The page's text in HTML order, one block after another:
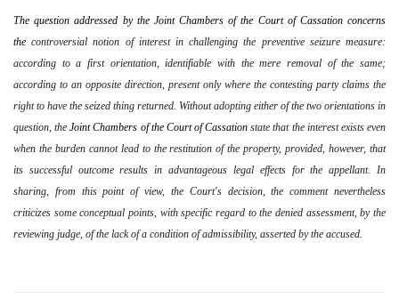
The question addressed by the Joint Chambers of the Court of Cassation concerns
thecontroversial notion of interest in challenging the preventive seizure measure:
according to a first orientation, identifiable with the mere removal of the same;
according to an opposite direction, present only where the contesting party claims the
right to have the seized thing returned. Without adopting either of the two orientations in
question, theJoint Chambers of the Court of Cassationstate that the interest exists even
when the burden cannot lead to the restitution of the property, provided, however, that
its successful outcome results in advantageous legal effects for the appellant. In
sharing, from this point of view, the Court's decision, the comment nevertheless
criticizes some conceptual points, with specific regard to the denied assessment, by the
reviewing judge, of the lack of a condition of admissibility, asserted by the accused.